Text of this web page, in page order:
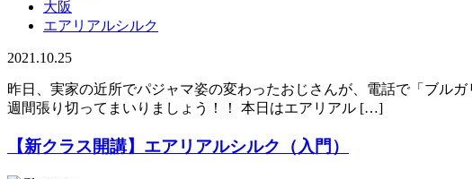
大阪
エアリアルシルク
2021.10.25
昨日、実家の近所でパジャマ姿の変わったおじさんが、電話で「ブル
週間張り切ってまいりましょう！！ 本日はエアリアル […]
【新クラス開講】エアリアルシルク（入門）